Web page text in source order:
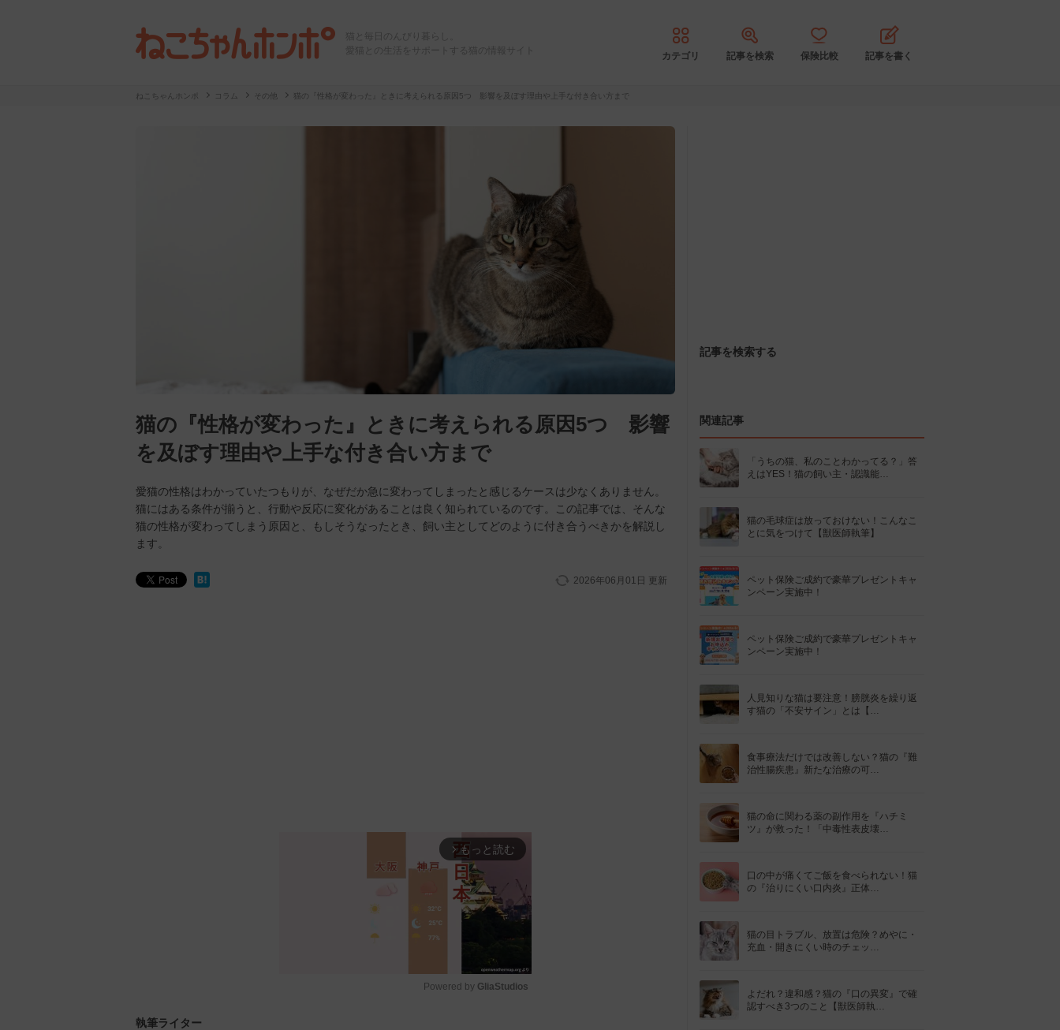
猫と毎日のんびり暮らし。
愛猫との生活をサポートする猫の情報サイト
カテゴリ 記事を検索 保険比較 記事を書く
ねこちゃんホンポ コラム その他 猫の『性格が変わった』ときに考えられる原因5つ 影響を及ぼす理由や上手な付き合い方まで
猫の『性格が変わった』ときに考えられる原因5つ 影響
を及ぼす理由や上手な付き合い方まで
愛猫の性格はわかっていたつもりが、なぜだか急に変わってしまったと感じるケースは少なくありません。
猫にはある条件が揃うと、行動や反応に変化があることは良く知られているのです。この記事では、そんな
猫の性格が変わってしまう原因と、もしそうなったとき、飼い主としてどのように付き合うべきかを解説し
ます。
2026年06月01日 更新
arrow_forward_ios もっと読む
Powered by GliaStudios
執筆ライター
記事を検索する
関連記事
「うちの猫、私のことわかってる？」答
えはYES！猫の飼い主・認識能…
猫の毛球症は放っておけない！こんなこ
とに気をつけて【獣医師執筆】
ペット保険ご成約で豪華プレゼントキャ
ンペーン実施中！
ペット保険ご成約で豪華プレゼントキャ
ンペーン実施中！
人見知りな猫は要注意！膀胱炎を繰り返
す猫の「不安サイン」とは【…
食事療法だけでは改善しない？猫の『難
治性腸疾患』新たな治療の可…
猫の命に関わる薬の副作用を『ハチミ
ツ』が救った！「中毒性表皮壊…
口の中が痛くてご飯を食べられない！猫
の『治りにくい口内炎』正体…
猫の目トラブル、放置は危険？めやに・
充血・開きにくい時のチェッ…
よだれ？違和感？猫の『口の異変』で確
認すべき3つのこと【獣医師執…